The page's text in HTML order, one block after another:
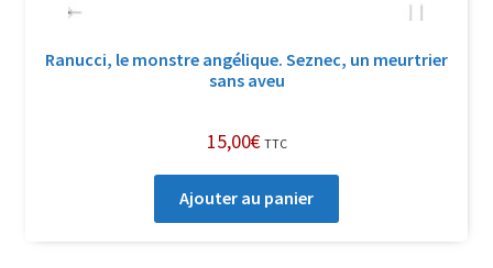
Ranucci, le monstre angélique. Seznec, un meurtrier
sans aveu
15,00€ TTC
Ajouter au panier